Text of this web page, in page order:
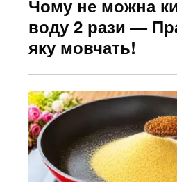
Чому не можна
воду 2 рази —
яку мовчать!